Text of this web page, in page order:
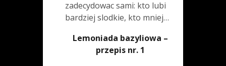
zadecydowac sami: kto lubi
bardziej slodkie, kto mniej…
Lemoniada bazyliowa –
przepis nr. 1